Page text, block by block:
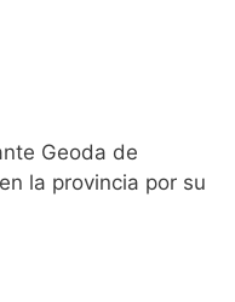
Geoda de
la provincia por su